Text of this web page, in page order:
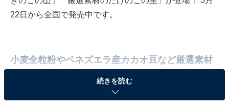
22日から全国で発売中です。
小麦全粒粉やベネズエラ産カカオ豆など厳選素材
「きのこの山」「たけのこの里」は、それぞれ1975年と
続きを読む